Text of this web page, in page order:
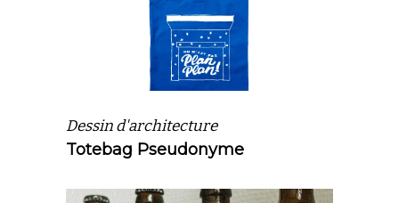
Dessin d'architecture
Totebag Pseudonyme